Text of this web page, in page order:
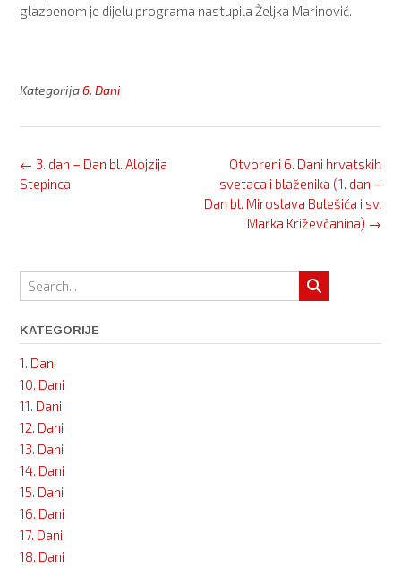
glazbenom je dijelu programa nastupila Željka Marinović.
Kategorija6. Dani
Post
navigation
Otvoreni 6. Dani hrvatskih
svetaca i blaženika (1. dan –
Dan bl. Miroslava Bulešića i sv.
Marka Križevčanina) →
← 3. dan – Dan bl. Alojzija
Stepinca
KATEGORIJE
1. Dani
10. Dani
11. Dani
12. Dani
13. Dani
14. Dani
15. Dani
16. Dani
17. Dani
18. Dani